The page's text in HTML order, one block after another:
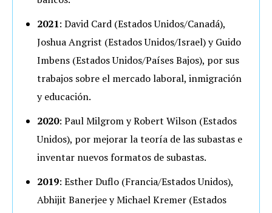
2021: David Card (Estados Unidos/Canadá),
Joshua Angrist (Estados Unidos/Israel) y Guido
Imbens (Estados Unidos/Países Bajos), por sus
trabajos sobre el mercado laboral, inmigración
y educación.
2020: Paul Milgrom y Robert Wilson (Estados
Unidos), por mejorar la teoría de las subastas e
inventar nuevos formatos de subastas.
2019: Esther Duflo (Francia/Estados Unidos),
Abhijit Banerjee y Michael Kremer (Estados